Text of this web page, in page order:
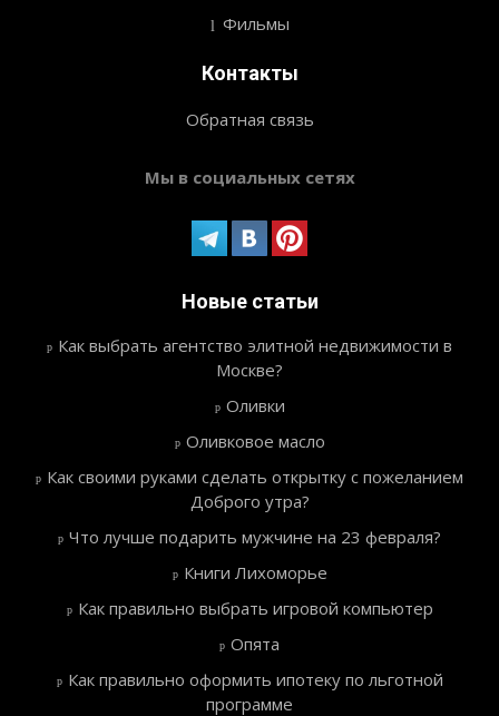
Фильмы
Контакты
Обратная связь
Мы в социальных сетях
Новые статьи
Как выбрать агентство элитной недвижимости в
Москве?
Оливки
Оливковое масло
Как своими руками сделать открытку с пожеланием
Доброго утра?
Что лучше подарить мужчине на 23 февраля?
Книги Лихоморье
Как правильно выбрать игровой компьютер
Опята
Как правильно оформить ипотеку по льготной
программе